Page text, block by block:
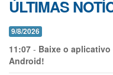
ÚLTIMAS
9/8/2026
11:07 - Baixe o aplicativo
Android!